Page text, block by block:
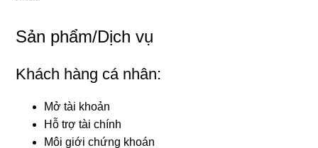
Sản phẩm/Dịch vụ
Khách hàng cá nhân:
Mở tài khoản
Hỗ trợ tài chính
Môi giới chứng khoán